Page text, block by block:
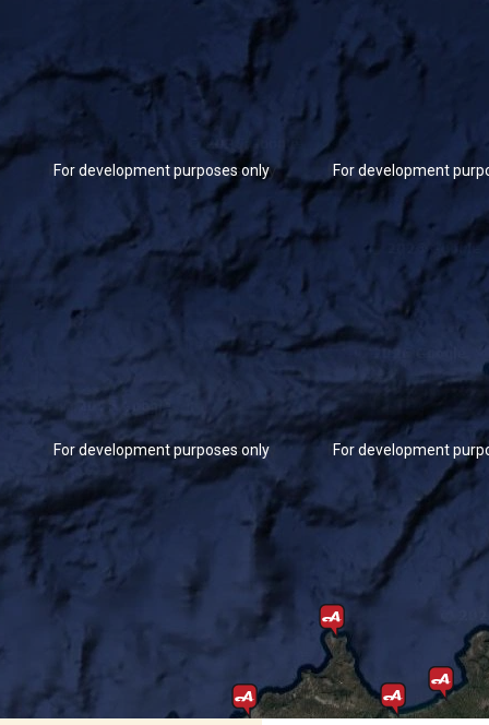
For development purposes only For development
For development purposes only For development